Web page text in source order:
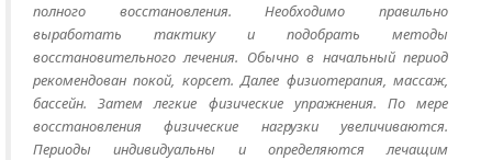
полного восстановления. Необходимо правильно
выработать тактику и подобрать методы
восстановительного лечения. Обычно в начальный период
рекомендован покой, корсет. Далее физиотерапия, массаж,
бассейн. Затем легкие физические упражнения. По мере
восстановления физические нагрузки увеличиваются.
Периоды индивидуальны и определяются лечащим